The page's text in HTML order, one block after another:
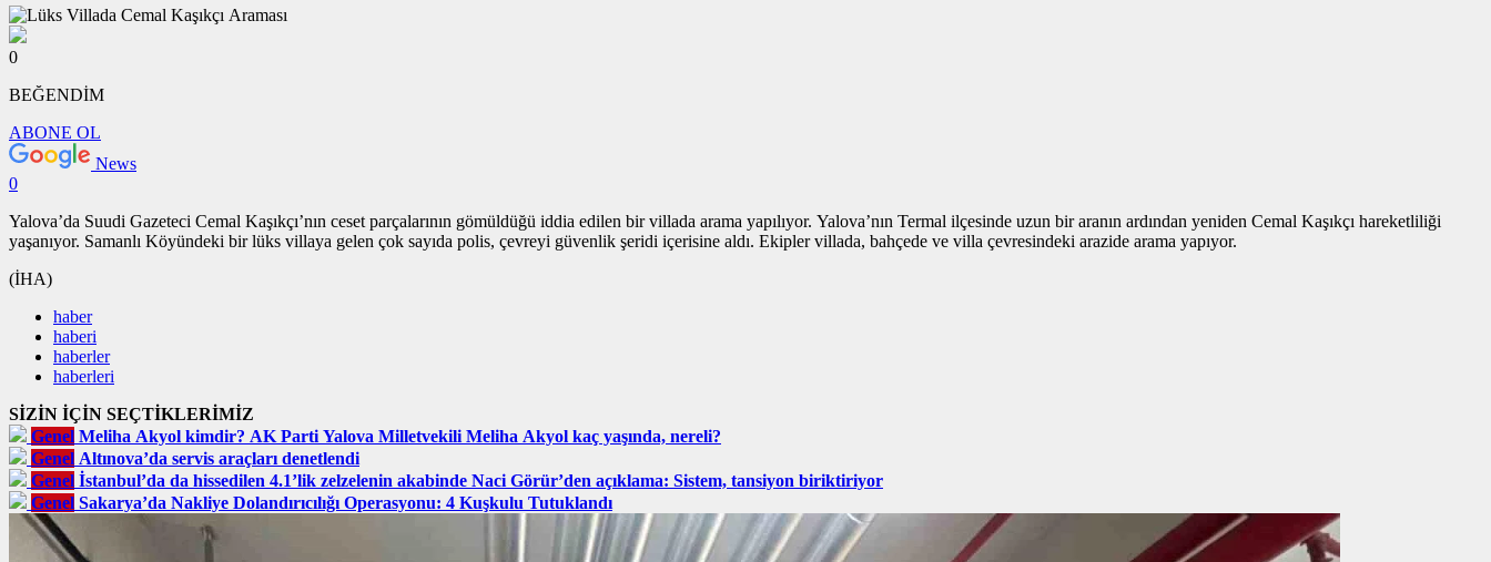
0
BEĞENDİM
ABONE OL
News
0
Yalova’da Suudi Gazeteci Cemal Kaşıkçı’nın ceset parçalarının gömüldüğü iddia edilen bir villada arama yapılıyor. Yalova’nın Termal ilçesinde uzun bir aranın ardından yeniden Cemal Kaşıkçı hareketliliği
yaşanıyor. Samanlı Köyündeki bir lüks villaya gelen çok sayıda polis, çevreyi güvenlik şeridi içerisine aldı. Ekipler villada, bahçede ve villa çevresindeki arazide arama yapıyor.
(İHA)
haber
haberi
haberler
haberleri
SİZİN İÇİN SEÇTİKLERİMİZ
Genel Meliha Akyol kimdir? AK Parti Yalova Milletvekili Meliha Akyol kaç yaşında, nereli?
Genel Altınova’da servis araçları denetlendi
Genel İstanbul’da da hissedilen 4.1’lik zelzelenin akabinde Naci Görür’den açıklama: Sistem, tansiyon biriktiriyor
Genel Sakarya’da Nakliye Dolandırıcılığı Operasyonu: 4 Kuşkulu Tutuklandı